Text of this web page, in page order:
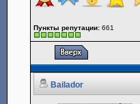
Пункты репутации: 661
Bailador